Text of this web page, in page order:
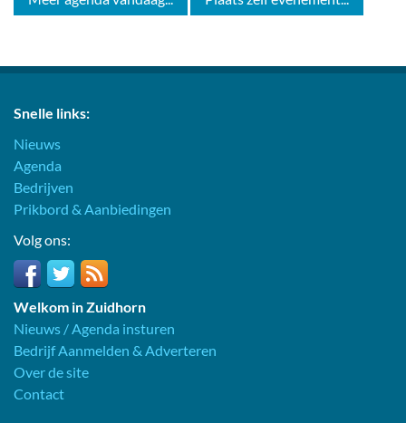
Snelle links:
Nieuws
Agenda
Bedrijven
Prikbord & Aanbiedingen
Volg ons:
Welkom in Zuidhorn
Nieuws / Agenda insturen
Bedrijf Aanmelden & Adverteren
Over de site
Contact